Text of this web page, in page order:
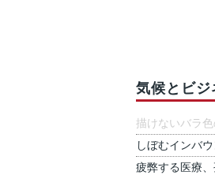
気候とビ
描けないバラ
しぼむインバ
疲弊する医療